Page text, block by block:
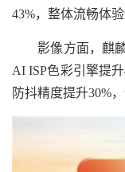
43%，整体流畅体验
影像方面，麒麟
AI ISP色彩引擎提
防抖精度提升30%